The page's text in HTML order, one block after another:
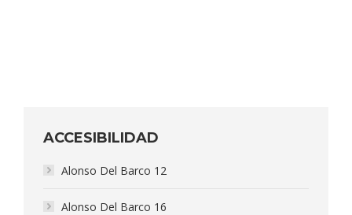
ACCESIBILIDAD
Alonso Del Barco 12
Alonso Del Barco 16